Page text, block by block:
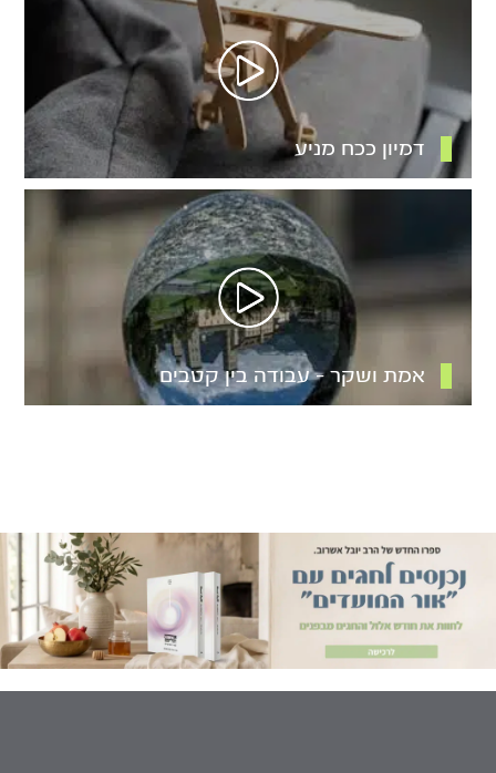
דמיון ככח מניע
אמת ושקר – עבודה בין קטבים